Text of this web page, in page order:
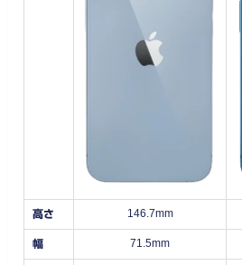
高さ 146.7mm
幅 71.5mm